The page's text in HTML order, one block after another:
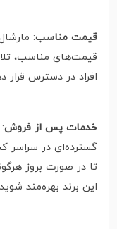
قیمت مناسب:
قیمت‌های مناسب،
افراد در دسترس قرار
خدمات پس از فروش
گسترده‌ای در سراسر
تا در صورت بروز
این برند بهره‌مند